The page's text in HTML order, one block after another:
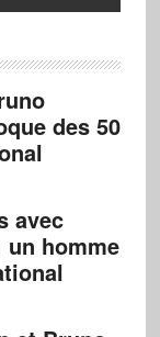
des 50
avec
homme